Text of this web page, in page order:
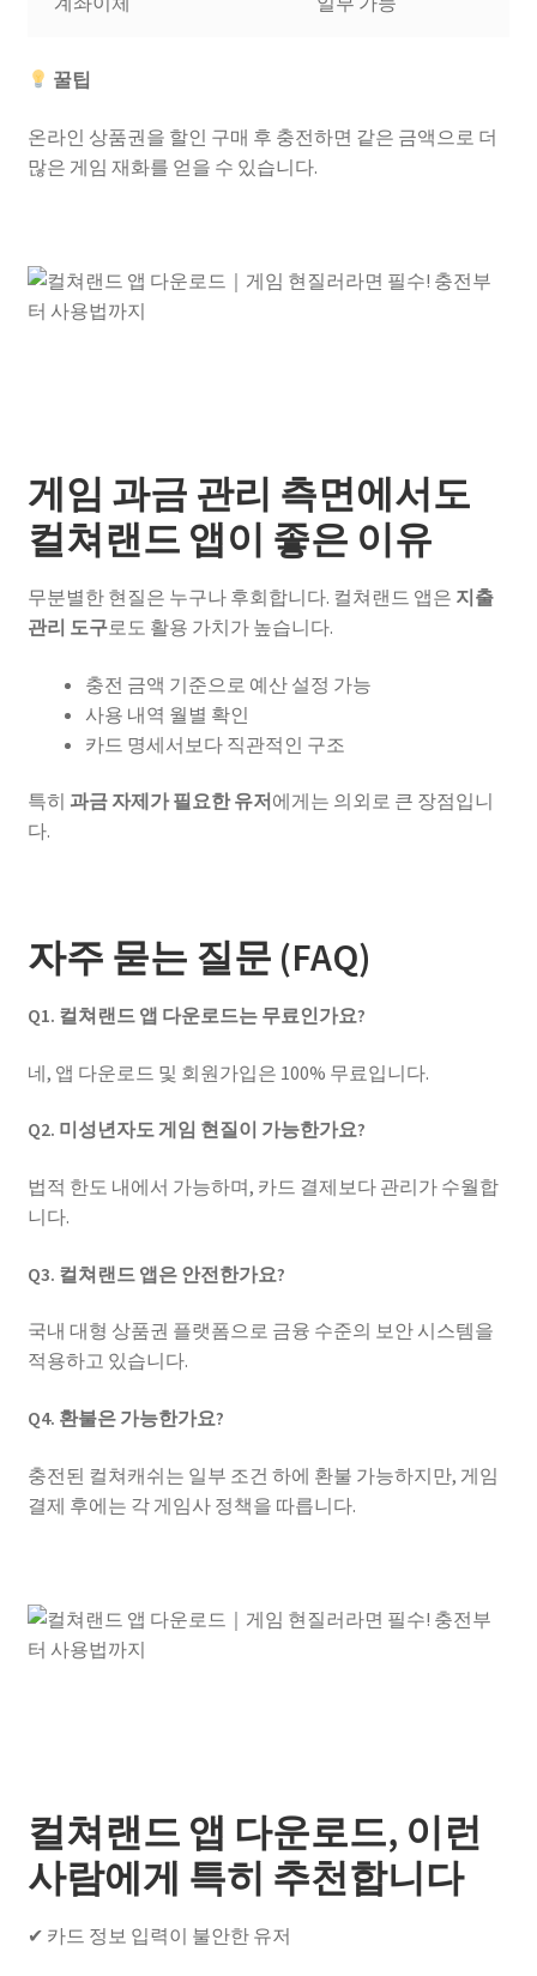
꿀팁
온라인 상품권을 할인 구매 후 충전하면 같은 금액으로 더
많은 게임 재화를 얻을 수 있습니다.
게임 과금 관리 측면에서도
컬쳐랜드 앱이 좋은 이유
무분별한 현질은 누구나 후회합니다. 컬쳐랜드 앱은 지출
관리 도구로도 활용 가치가 높습니다.
충전 금액 기준으로 예산 설정 가능
사용 내역 월별 확인
카드 명세서보다 직관적인 구조
특히 과금 자제가 필요한 유저에게는 의외로 큰 장점입니
다.
자주 묻는 질문 (FAQ)
Q1. 컬쳐랜드 앱 다운로드는 무료인가요?
네, 앱 다운로드 및 회원가입은 100% 무료입니다.
Q2. 미성년자도 게임 현질이 가능한가요?
법적 한도 내에서 가능하며, 카드 결제보다 관리가 수월합
니다.
Q3. 컬쳐랜드 앱은 안전한가요?
국내 대형 상품권 플랫폼으로 금융 수준의 보안 시스템을
적용하고 있습니다.
Q4. 환불은 가능한가요?
충전된 컬쳐캐쉬는 일부 조건 하에 환불 가능하지만, 게임
결제 후에는 각 게임사 정책을 따릅니다.
컬쳐랜드 앱 다운로드, 이런
사람에게 특히 추천합니다
✔ 카드 정보 입력이 불안한 유저